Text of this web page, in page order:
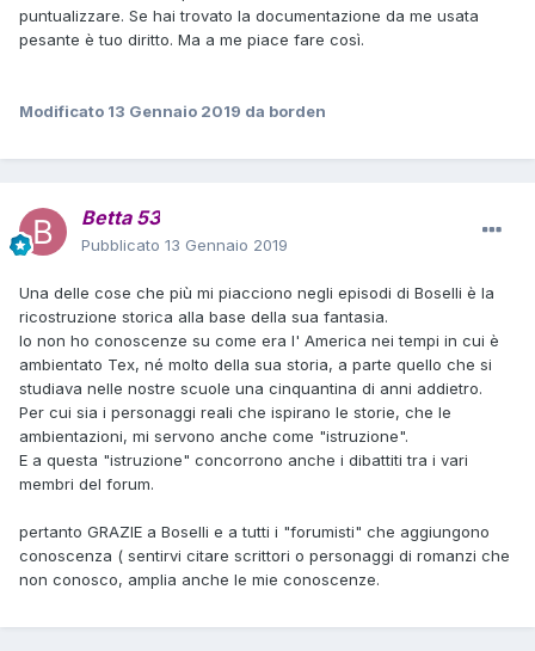
puntualizzare. Se hai trovato la documentazione da me usata
pesante è tuo diritto. Ma a me piace fare così.
Modificato 13 Gennaio 2019 da borden
Betta 53
Pubblicato 13 Gennaio 2019
Una delle cose che più mi piacciono negli episodi di Boselli è la
ricostruzione storica alla base della sua fantasia.
Io non ho conoscenze su come era l' America nei tempi in cui è
ambientato Tex, né molto della sua storia, a parte quello che si
studiava nelle nostre scuole una cinquantina di anni addietro.
Per cui sia i personaggi reali che ispirano le storie, che le
ambientazioni, mi servono anche come "istruzione".
E a questa "istruzione" concorrono anche i dibattiti tra i vari
membri del forum.
pertanto GRAZIE a Boselli e a tutti i "forumisti" che aggiungono
conoscenza ( sentirvi citare scrittori o personaggi di romanzi che
non conosco, amplia anche le mie conoscenze.